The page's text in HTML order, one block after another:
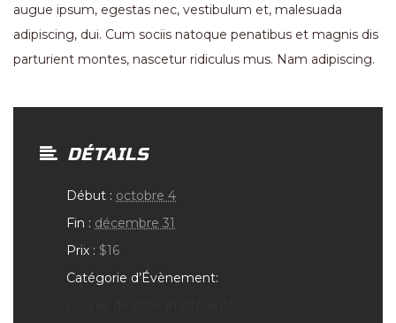
augue ipsum, egestas nec, vestibulum et, malesuada
adipiscing, dui. Cum sociis natoque penatibus et magnis dis
parturient montes, nascetur ridiculus mus. Nam adipiscing.
DÉTAILS
Début : octobre 4
Fin : décembre 31
Prix : $16
Catégorie d’Évènement: